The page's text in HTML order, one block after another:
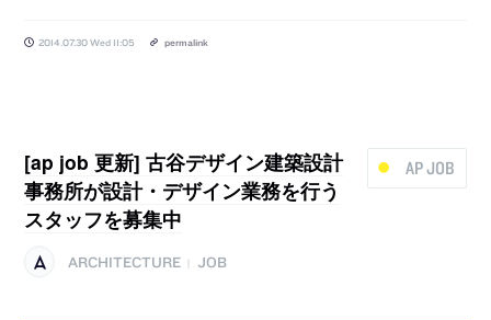
2014.07.30 Wed 11:05 permalink
AP JOB
[ap job 更新] 古谷デザイン建築設計
事務所が設計・デザイン業務を行う
スタッフを募集中
ARCHITECTURE JOB